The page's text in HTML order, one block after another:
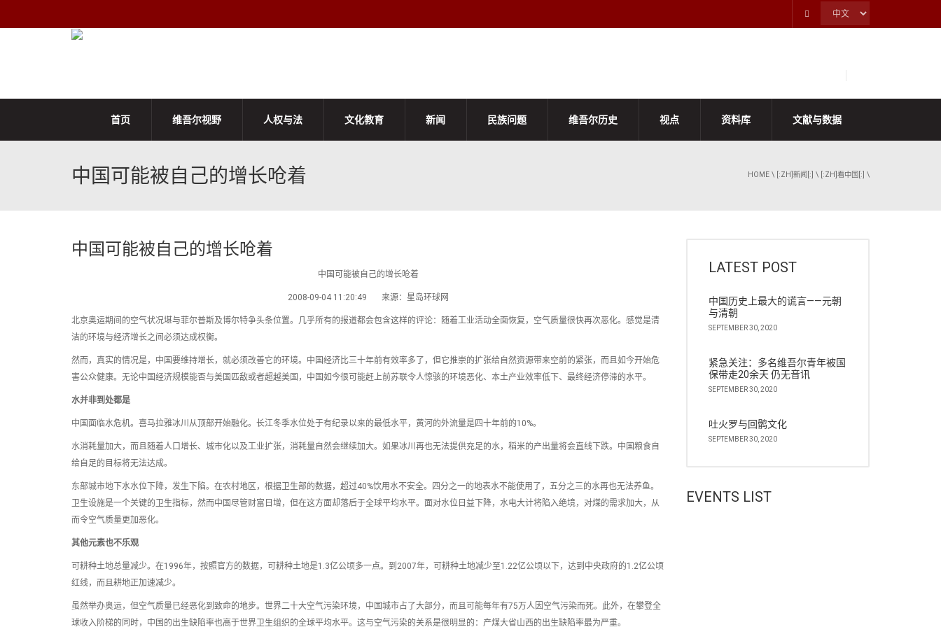
首页 维吾尔视野 人权与法 文化教育 新闻 民族问题 维吾尔历史 视点 资料库 文献与数据
中国可能被自己的增长呛着 HOME \ [:ZH]新闻[:] \ [:ZH]看中国[:] \
中国可能被自己的增长呛着
中国可能被自己的增长呛着
2008-09-04 11:20:49 来源：星岛环球网
北京奥运期间的空气状况堪与菲尔普斯及博尔特争头条位置。几乎所有的报道都会包含这样的评论：随着工业活动全面恢复，空气质量很快再次恶化。感觉是清
洁的环境与经济增长之间必须达成权衡。
然而，真实的情况是，中国要维持增长，就必须改善它的环境。中国经济比三十年前有效率多了，但它推崇的扩张给自然资源带来空前的紧张，而且如今开始危
害公众健康。无论中国经济规模能否与美国匹敌或者超越美国，中国如今很可能赶上前苏联令人惊骇的环境恶化、本土产业效率低下、最终经济停滞的水平。
水并非到处都是
中国面临水危机。喜马拉雅冰川从顶部开始融化。长江冬季水位处于有纪录以来的最低水平，黄河的外流量是四十年前的10%。
水消耗量加大，而且随着人口增长、城市化以及工业扩张，消耗量自然会继续加大。如果冰川再也无法提供充足的水，稻米的产出量将会直线下跌。中国粮食自
给自足的目标将无法达成。
东部城市地下水水位下降，发生下陷。在农村地区，根据卫生部的数据，超过40%饮用水不安全。四分之一的地表水不能使用了，五分之三的水再也无法养鱼。
卫生设施是一个关键的卫生指标，然而中国尽管财富日增，但在这方面却落后于全球平均水平。面对水位日益下降，水电大计将陷入绝境，对煤的需求加大，从
而令空气质量更加恶化。
其他元素也不乐观
可耕种土地总量减少。在1996年，按照官方的数据，可耕种土地是1.3亿公顷多一点。到2007年，可耕种土地减少至1.22亿公顷以下，达到中央政府的1.2亿公顷
红线，而且耕地正加速减少。
虽然举办奥运，但空气质量已经恶化到致命的地步。世界二十大空气污染环境，中国城市占了大部分，而且可能每年有75万人因空气污染而死。此外，在攀登全
球收入阶梯的同时，中国的出生缺陷率也高于世界卫生组织的全球平均水平。这与空气污染的关系是很明显的：产煤大省山西的出生缺陷率最为严重。
LATEST POST
中国历史上最大的谎言——元朝
与清朝
SEPTEMBER 30, 2020
紧急关注：多名维吾尔青年被国
保带走20余天 仍无音讯
SEPTEMBER 30, 2020
吐火罗与回鹘文化
SEPTEMBER 30, 2020
EVENTS LIST